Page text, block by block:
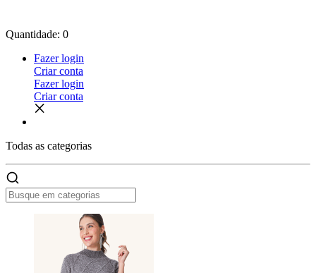
Quantidade: 0
Fazer login
Criar conta
Fazer login
Criar conta
Todas as categorias